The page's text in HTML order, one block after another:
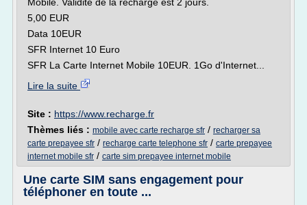
5,00 EUR
Data 10EUR
SFR Internet 10 Euro
SFR La Carte Internet Mobile 10EUR. 1Go d'Internet...
Lire la suite
Site : https://www.recharge.fr
Thèmes liés : mobile avec carte recharge sfr / recharger sa
carte prepayee sfr / recharge carte telephone sfr / carte prepayee
internet mobile sfr / carte sim prepayee internet mobile
Une carte SIM sans engagement pour
téléphoner en toute ...